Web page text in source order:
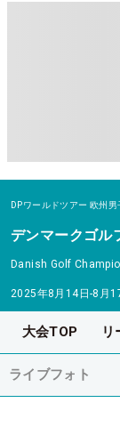
DPワールドツアー 欧州男
デンマークゴル
Danish Golf
2025年8月14日-8月
大会TOP リ
ライブフォト